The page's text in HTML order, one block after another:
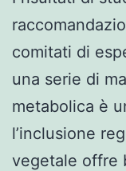
comitati di
una serie di
metabolica è
l’inclusione
vegetale offre